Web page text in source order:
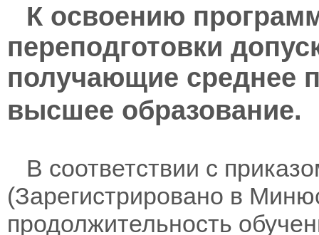
К освоению
переподготовки
получающие среднее
высшее образование.
В соответствии с
(Зарегистрировано в
продолжительность